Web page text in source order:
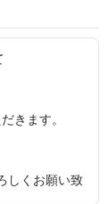
きます。
しくお願い致